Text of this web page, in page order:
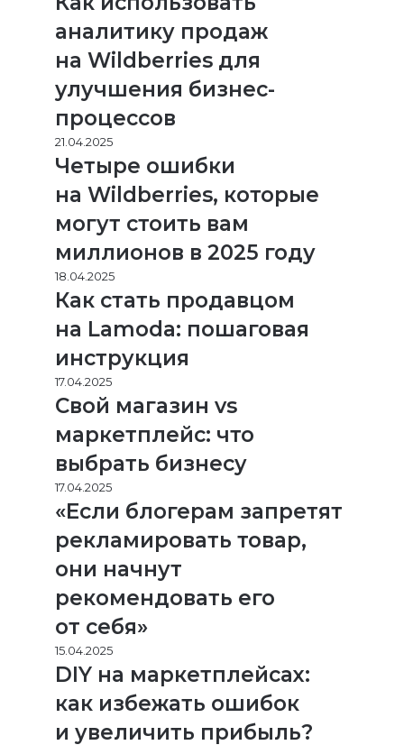
аналитику продаж
на Wildberries для
улучшения бизнес-
процессов
21.04.2025
Четыре ошибки
на Wildberries, которые
могут стоить вам
миллионов в 2025 году
18.04.2025
Как стать продавцом
на Lamoda: пошаговая
инструкция
17.04.2025
Свой магазин vs
маркетплейс: что
выбрать бизнесу
17.04.2025
«Если блогерам запретят
рекламировать товар,
они начнут
рекомендовать его
от себя»
15.04.2025
DIY на маркетплейсах:
как избежать ошибок
и увеличить прибыль?